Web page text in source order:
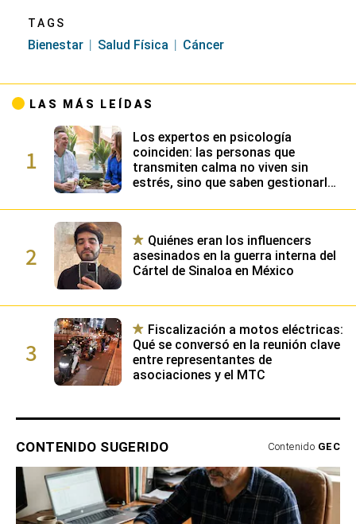
TAGS
Bienestar Salud Física Cáncer
LAS MÁS LEÍDAS
1
Los expertos en psicología
coinciden: las personas que
transmiten calma no viven sin
estrés, sino que saben gestionarlo
emocional
2
Quiénes eran los influencers
asesinados en la guerra interna del
Cártel de Sinaloa en México
3
Fiscalización a motos eléctricas:
Qué se conversó en la reunión clave
entre representantes de
asociaciones y el MTC
CONTENIDO SUGERIDO Contenido GEC